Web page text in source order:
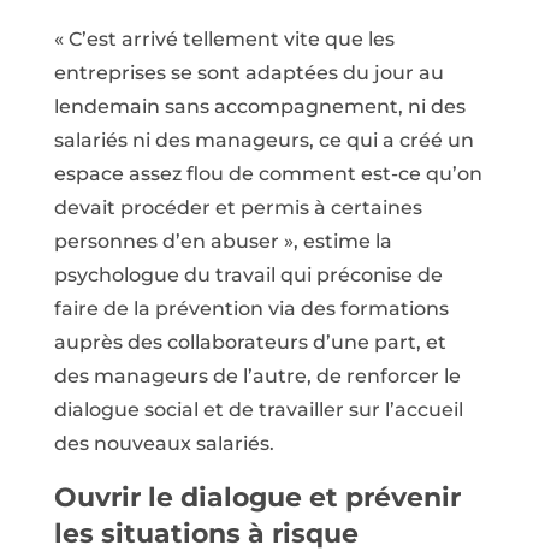
« C’est arrivé tellement vite que les
entreprises se sont adaptées du jour au
lendemain sans accompagnement, ni des
salariés ni des manageurs, ce qui a créé un
espace assez flou de comment est-ce qu’on
devait procéder et permis à certaines
personnes d’en abuser », estime la
psychologue du travail qui préconise de
faire de la prévention via des formations
auprès des collaborateurs d’une part, et
des manageurs de l’autre, de renforcer le
dialogue social et de travailler sur l’accueil
des nouveaux salariés.
Ouvrir le dialogue et prévenir
les situations à risque